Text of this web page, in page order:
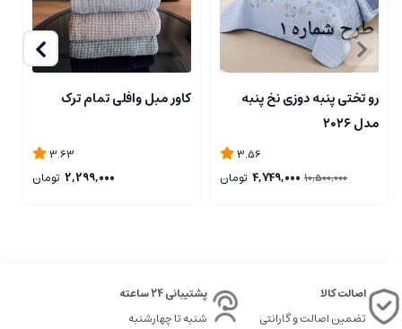
رو تختی پنبه دوزی نخ پنبه
مدل ۲۰۲۶
3.56
10,500,000
4,749,000 تومان
کاور مبل وافلی تمام ترک
3.63
2,299,000 تومان
اصالت کالا
تضمین اصالت و گارانتی
پشتیبانی 24 ساعته
شنبه تا چهارشنبه